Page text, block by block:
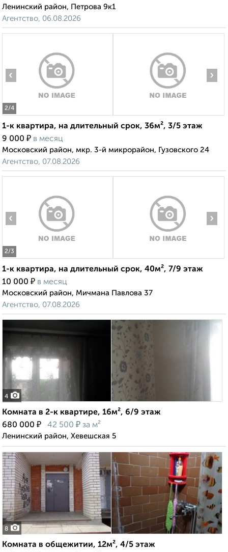
Ленинский район, Петрова 9к1
Агентство, 06.08.2026
2/4
‹ ›
1-к квартира, на длительный срок, 36м², 3/5 этаж
9 000 ₽ в месяц
Московский район, мкр. 3-й микрорайон, Гузовского 24
Агентство, 07.08.2026
2/3
‹ ›
1-к квартира, на длительный срок, 40м², 7/9 этаж
10 000 ₽ в месяц
Московский район, Мичмана Павлова 37
Агентство, 07.08.2026
4
Комната в 2-к квартире, 16м², 6/9 этаж
680 000 ₽ 42 500 ₽ за м²
Ленинский район, Хевешская 5
8
Комната в общежитии, 12м², 4/5 этаж